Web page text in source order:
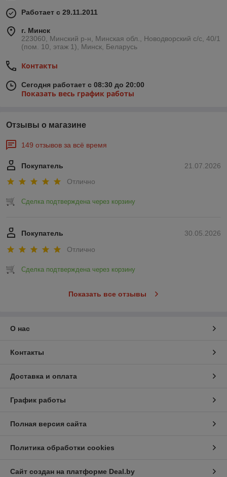
Работает с 29.11.2011
г. Минск
223060, Минский р-н, Минская обл., Новодворский с/с, 40/1
(пом. 10, этаж 1), Минск, Беларусь
Контакты
Сегодня работает с 08:30 до 20:00
Показать весь график работы
Отзывы о магазине
149 отзывов за всё время
21.07.2026
Покупатель
Отлично
Сделка подтверждена через корзину
30.05.2026
Покупатель
Отлично
Сделка подтверждена через корзину
Показать все отзывы
О нас
Контакты
Доставка и оплата
График работы
Полная версия сайта
Политика обработки cookies
Сайт создан на платформе Deal.by